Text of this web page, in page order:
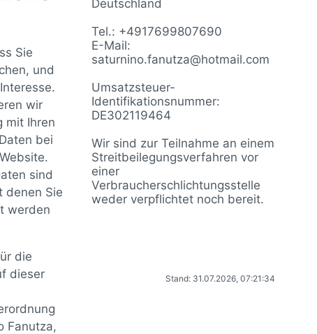
Sie
und
wir
mit Ihren
bei
sind
denen Sie
werden
die
dieser
Fanutza,
Deutschland
Tel.: +4917699807690
E-Mail:
saturnino.fanutza@hotmail.com
Umsatzsteuer-
Identifikationsnummer:
DE302119464
Wir sind zur Teilnahme an einem
Streitbeilegungsverfahren vor
einer
Verbraucherschlichtungsstelle
weder verpflichtet noch bereit.
Stand: 31.07.2026, 07:21:34